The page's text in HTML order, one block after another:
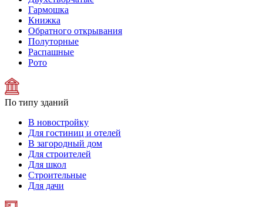
Гармошка
Книжка
Обратного открывания
Полуторные
Распашные
Рото
По типу зданий
В новостройку
Для гостиниц и отелей
В загородный дом
Для строителей
Для школ
Строительные
Для дачи